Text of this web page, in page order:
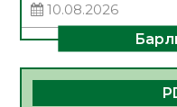
10.08.2026
Өңірде «Кең